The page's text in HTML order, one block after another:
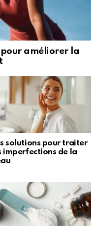
pour améliorer la
solutions pour traiter
imperfections de la